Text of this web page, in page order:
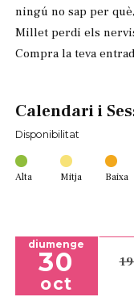
ningú no sap per
Millet perdi els
Compra la teva
Calendari i
Disponibilitat
Alta Mitja Baixa
diumenge
30
oct